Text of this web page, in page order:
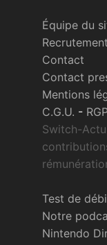
Équipe du
Recrutement
Contact
Contact
Mentions
C.G.U. -
Switch-
Test de
Notre
Nintendo